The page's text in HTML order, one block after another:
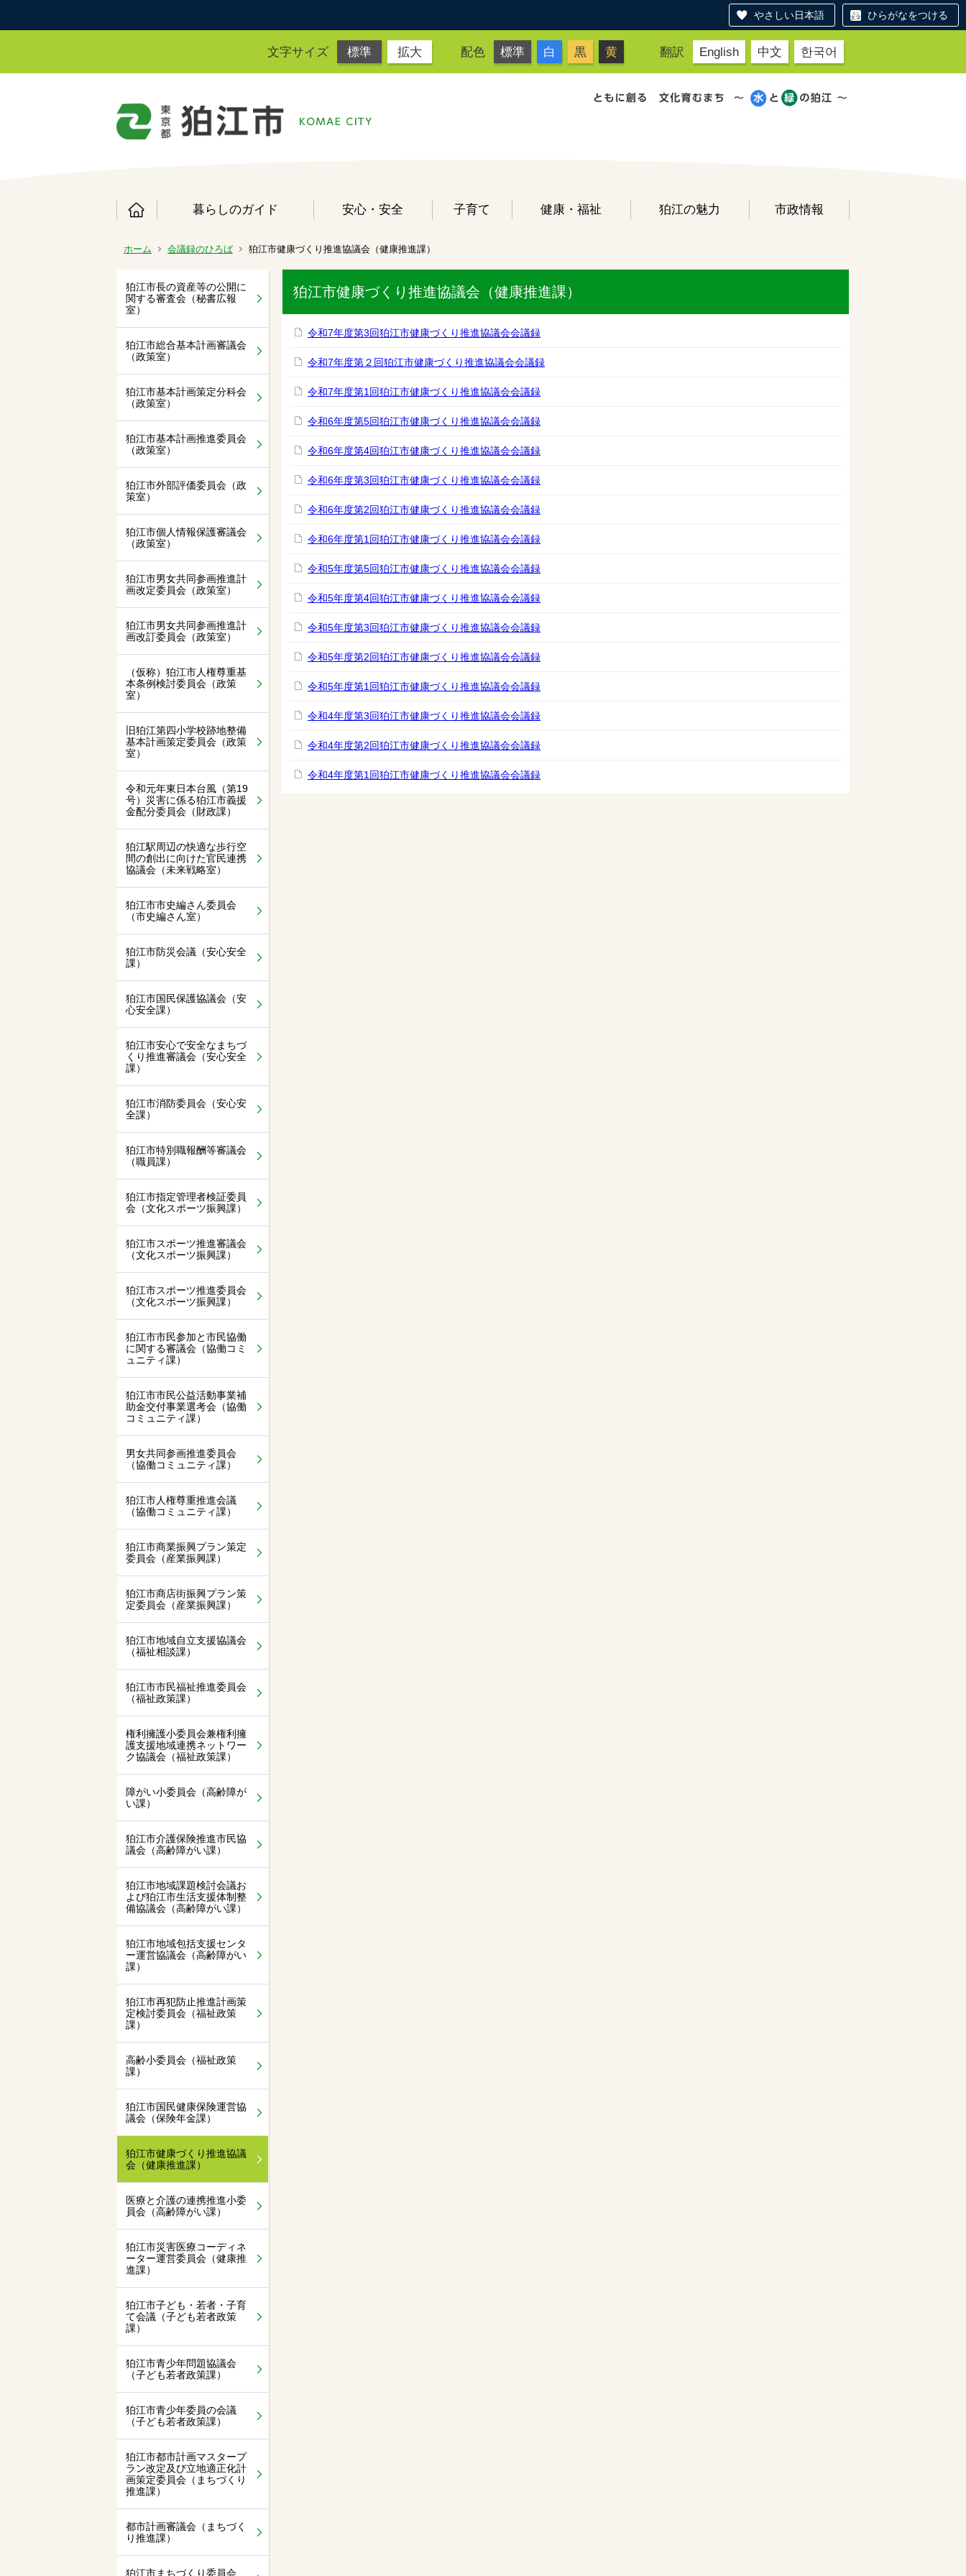
やさしい日本語 ひらがなをつける
文字サイズ 標準 拡大 配色 標準 白 黒 黄 翻訳 English 中文 한국어
暮らしのガイド 安心・安全 子育て 健康・福祉 狛江の魅力 市政情報
ホーム 会議録のひろば 狛江市健康づくり推進協議会（健康推進課）
狛江市長の資産等の公開に
関する審査会（秘書広報
室）
狛江市総合基本計画審議会
（政策室）
狛江市基本計画策定分科会
（政策室）
狛江市基本計画推進委員会
（政策室）
狛江市外部評価委員会（政
策室）
狛江市個人情報保護審議会
（政策室）
狛江市男女共同参画推進計
画改定委員会（政策室）
狛江市男女共同参画推進計
画改訂委員会（政策室）
（仮称）狛江市人権尊重基
本条例検討委員会（政策
室）
旧狛江第四小学校跡地整備
基本計画策定委員会（政策
室）
令和元年東日本台風（第19
号）災害に係る狛江市義援
金配分委員会（財政課）
狛江駅周辺の快適な歩行空
間の創出に向けた官民連携
協議会（未来戦略室）
狛江市市史編さん委員会
（市史編さん室）
狛江市防災会議（安心安全
課）
狛江市国民保護協議会（安
心安全課）
狛江市安心で安全なまちづ
くり推進審議会（安心安全
課）
狛江市消防委員会（安心安
全課）
狛江市特別職報酬等審議会
（職員課）
狛江市指定管理者検証委員
会（文化スポーツ振興課）
狛江市スポーツ推進審議会
（文化スポーツ振興課）
狛江市スポーツ推進委員会
（文化スポーツ振興課）
狛江市市民参加と市民協働
に関する審議会（協働コミ
ュニティ課）
狛江市市民公益活動事業補
助金交付事業選考会（協働
コミュニティ課）
男女共同参画推進委員会
（協働コミュニティ課）
狛江市人権尊重推進会議
（協働コミュニティ課）
狛江市商業振興プラン策定
委員会（産業振興課）
狛江市商店街振興プラン策
定委員会（産業振興課）
狛江市地域自立支援協議会
（福祉相談課）
狛江市市民福祉推進委員会
（福祉政策課）
権利擁護小委員会兼権利擁
護支援地域連携ネットワー
ク協議会（福祉政策課）
障がい小委員会（高齢障が
い課）
狛江市介護保険推進市民協
議会（高齢障がい課）
狛江市地域課題検討会議お
よび狛江市生活支援体制整
備協議会（高齢障がい課）
狛江市地域包括支援センタ
ー運営協議会（高齢障がい
課）
狛江市再犯防止推進計画策
定検討委員会（福祉政策
課）
高齢小委員会（福祉政策
課）
狛江市国民健康保険運営協
議会（保険年金課）
狛江市健康づくり推進協議
会（健康推進課）
医療と介護の連携推進小委
員会（高齢障がい課）
狛江市災害医療コーディネ
ーター運営委員会（健康推
進課）
狛江市子ども・若者・子育
て会議（子ども若者政策
課）
狛江市青少年問題協議会
（子ども若者政策課）
狛江市青少年委員の会議
（子ども若者政策課）
狛江市都市計画マスタープ
ラン改定及び立地適正化計
画策定委員会（まちづくり
推進課）
都市計画審議会（まちづく
り推進課）
狛江市まちづくり委員会
狛江市健康づくり推進協議会（健康推進課）
令和7年度第3回狛江市健康づくり推進協議会会議録
令和7年度第２回狛江市健康づくり推進協議会会議録
令和7年度第1回狛江市健康づくり推進協議会会議録
令和6年度第5回狛江市健康づくり推進協議会会議録
令和6年度第4回狛江市健康づくり推進協議会会議録
令和6年度第3回狛江市健康づくり推進協議会会議録
令和6年度第2回狛江市健康づくり推進協議会会議録
令和6年度第1回狛江市健康づくり推進協議会会議録
令和5年度第5回狛江市健康づくり推進協議会会議録
令和5年度第4回狛江市健康づくり推進協議会会議録
令和5年度第3回狛江市健康づくり推進協議会会議録
令和5年度第2回狛江市健康づくり推進協議会会議録
令和5年度第1回狛江市健康づくり推進協議会会議録
令和4年度第3回狛江市健康づくり推進協議会会議録
令和4年度第2回狛江市健康づくり推進協議会会議録
令和4年度第1回狛江市健康づくり推進協議会会議録